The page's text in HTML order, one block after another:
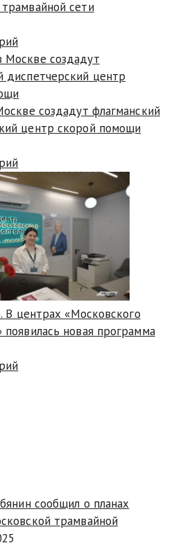
сети
создадут флагманский
центр скорой помощи
В центрах «Московского
появилась новая программа
сообщил о планах
трамвайной